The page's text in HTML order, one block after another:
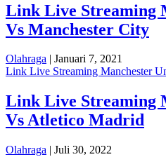
Link Live Streaming
Vs Manchester City
Olahraga | Januari 7, 2021
Link Live Streaming Manchester
Link Live Streaming
Vs Atletico Madrid
Olahraga | Juli 30, 2022